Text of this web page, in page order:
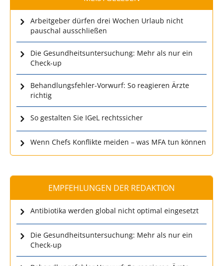
Arbeitgeber dürfen drei Wochen Urlaub nicht
pauschal ausschließen
Die Gesundheitsuntersuchung: Mehr als nur ein
Check-up
Behandlungsfehler-Vorwurf: So reagieren Ärzte
richtig
So gestalten Sie IGeL rechtssicher
Wenn Chefs Konflikte meiden – was MFA tun können
EMPFEHLUNGEN DER REDAKTION
Antibiotika werden global nicht optimal eingesetzt
Die Gesundheitsuntersuchung: Mehr als nur ein
Check-up